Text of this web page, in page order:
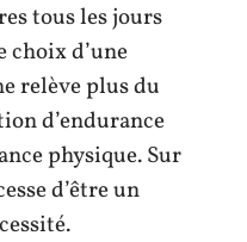
tous les jours
choix d’une
relève plus du
d’endurance
physique. Sur
d’être un